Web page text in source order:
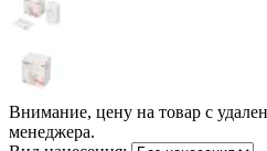
Внимание, цену на товар с
менеджера.